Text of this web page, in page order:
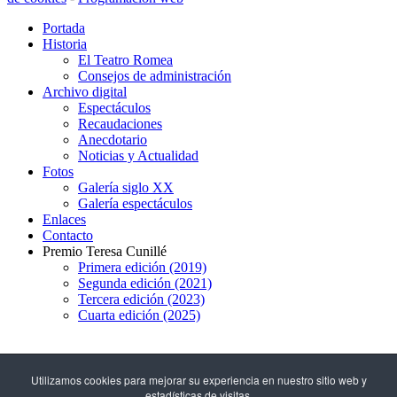
Portada
Historia
El Teatro Romea
Consejos de administración
Archivo digital
Espectáculos
Recaudaciones
Anecdotario
Noticias y Actualidad
Fotos
Galería siglo XX
Galería espectáculos
Enlaces
Contacto
Premio Teresa Cunillé
Primera edición (2019)
Segunda edición (2021)
Tercera edición (2023)
Cuarta edición (2025)
Utilizamos cookies para mejorar su experiencia en nuestro sitio web y